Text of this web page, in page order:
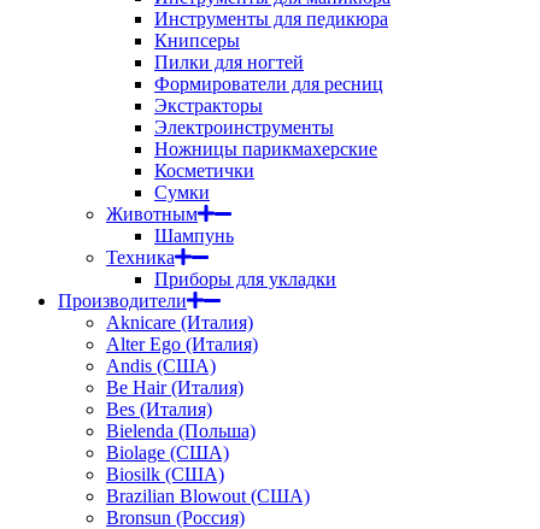
Инструменты для педикюра
Книпсеры
Пилки для ногтей
Формирователи для ресниц
Экстракторы
Электроинструменты
Ножницы парикмахерские
Косметички
Сумки
Животным
Шампунь
Техника
Приборы для укладки
Производители
Aknicare (Италия)
Alter Ego (Италия)
Andis (США)
Be Hair (Италия)
Bes (Италия)
Bielenda (Польша)
Biolage (США)
Biosilk (США)
Brazilian Blowout (США)
Bronsun (Россия)